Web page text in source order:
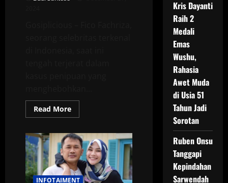
Read MoreRead
more
Fachriza
Tersandung
Kasus
Penipuan,
Uang
Diduga
untuk
INFOTAIMENT
Kris Dayanti
Raih 2
Medali
Emas
Wushu,
Rahasia
Awet Muda
di Usia 51
Tahun Jadi
Sorotan
Ruben Onsu
Tanggapi
Kepindahan
Sarwendah